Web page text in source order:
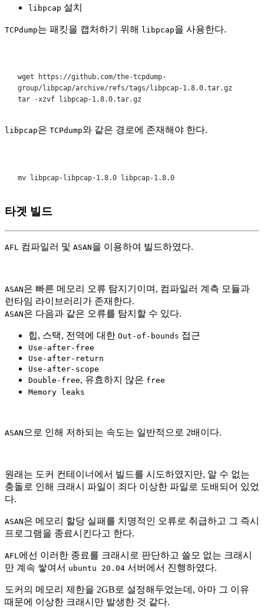
libpcap 설치
TCPdump는 패킷을 캡처하기 위해 libpcap을 사용한다.
wget
https://github.com/the-tcpdump-
group/libpcap/archive/refs/tags/libpcap-1.8.0.tar.gz
tar
-xzvf libpcap-1.8.0.tar.gz
libpcap은 TCPdump와 같은 경로에 존재해야 한다.
mv libpcap-libpcap-1.8.0 libpcap-1.8.0
타겟 빌드
AFL 컴파일러 및 ASAN을 이용하여 빌드하였다.
ASAN은 빠른 메모리 오류 탐지기이며, 컴파일러 계측 모듈과
런타임 라이브러리가 존재한다.
ASAN은 다음과 같은 오류를 탐지할 수 있다.
힙, 스택, 전역에 대한 Out-of-bounds 접근
Use-after-free
Use-after-return
Use-after-scope
Double-free, 유효하지 않은 free
Memory leaks
ASAN 으로 인해 저하되는 속도는 일반적으로 2배이다.
원래는 도커 컨테이너에서 빌드를 시도하였지만, 알 수 없는
충돌로 인해 크래시 파일이 죄다 이상한 파일로 도배되어 있었
다.
ASAN은 메모리 할당 실패를 치명적인 오류로 취급하고 그 즉시
프로그램을 종료시킨다고 한다.
AFL에선 이러한 종료를 크래시로 판단하고 쓸모 없는 크래시
만 계속 쌓여서 ubuntu 20.04 서버에서 진행하였다.
도커의 메모리 제한을 2GB로 설정해두었는데, 아마 그 이유
때문에 이상한 크래시만 발생한 것 같다.